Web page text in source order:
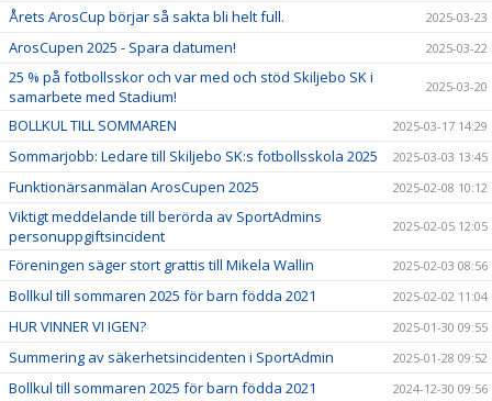
Årets ArosCup börjar så sakta bli helt full. 2025-03-23
ArosCupen 2025 - Spara datumen! 2025-03-22
25 % på fotbollsskor och var med och stöd Skiljebo SK i
samarbete med Stadium!
2025-03-20
BOLLKUL TILL SOMMAREN 2025-03-17 14:29
Sommarjobb: Ledare till Skiljebo SK:s fotbollsskola 2025 2025-03-03 13:45
Funktionärsanmälan ArosCupen 2025 2025-02-08 10:12
Viktigt meddelande till berörda av SportAdmins
personuppgiftsincident
2025-02-05 12:05
Föreningen säger stort grattis till Mikela Wallin 2025-02-03 08:56
Bollkul till sommaren 2025 för barn födda 2021 2025-02-02 11:04
HUR VINNER VI IGEN? 2025-01-30 09:55
Summering av säkerhetsincidenten i SportAdmin 2025-01-28 09:52
Bollkul till sommaren 2025 för barn födda 2021 2024-12-30 09:56